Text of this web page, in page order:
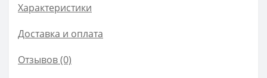
Характеристики
Доставка и оплата
Отзывов (0)